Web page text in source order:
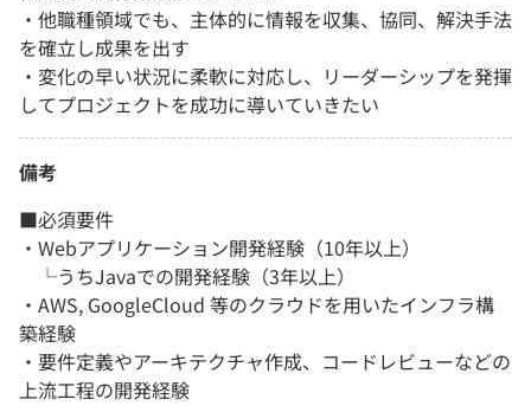
・他職種領域でも、主体的に情報を収集、協同、解決手法
を確立し成果を出す
・変化の早い状況に柔軟に対応し、リーダーシップを発揮
してプロジェクトを成功に導いていきたい
備考
■必須要件
・Webアプリケーション開発経験（10年以上）
└うちJavaでの開発経験（3年以上）
・AWS, GoogleCloud 等のクラウドを用いたインフラ構
築経験
・要件定義やアーキテクチャ作成、コードレビューなどの
上流工程の開発経験